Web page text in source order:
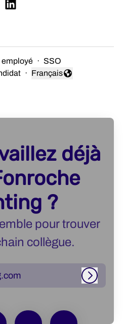
· SSO
·
Changer la langue
Français
déjà
?
pour trouver
collègue.